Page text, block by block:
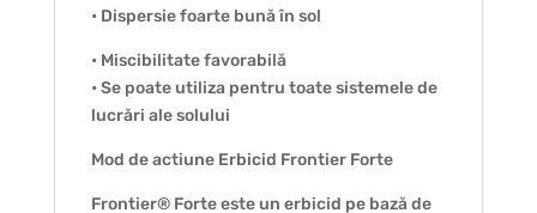
• Dispersie foarte bună în sol
• Miscibilitate favorabilă
• Se poate utiliza pentru toate sistemele de
lucrări ale solului
Mod de actiune Erbicid Frontier Forte
Frontier® Forte este un erbicid pe bază de